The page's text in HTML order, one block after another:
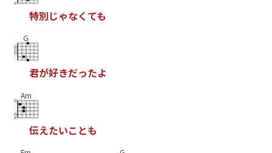
特別じゃなく ても
G
君が好きだったよ
Am
伝えたいこ とも